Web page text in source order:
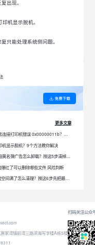
出现。
机显示脱机。
只能处理系统侧问题。
更多文章
机显示脱机？9个方法教你解决
爆红了可以删除哪些文件 风险判断
家湾镇前湾三路滨海写字楼A栋5楼
扫码关注公众